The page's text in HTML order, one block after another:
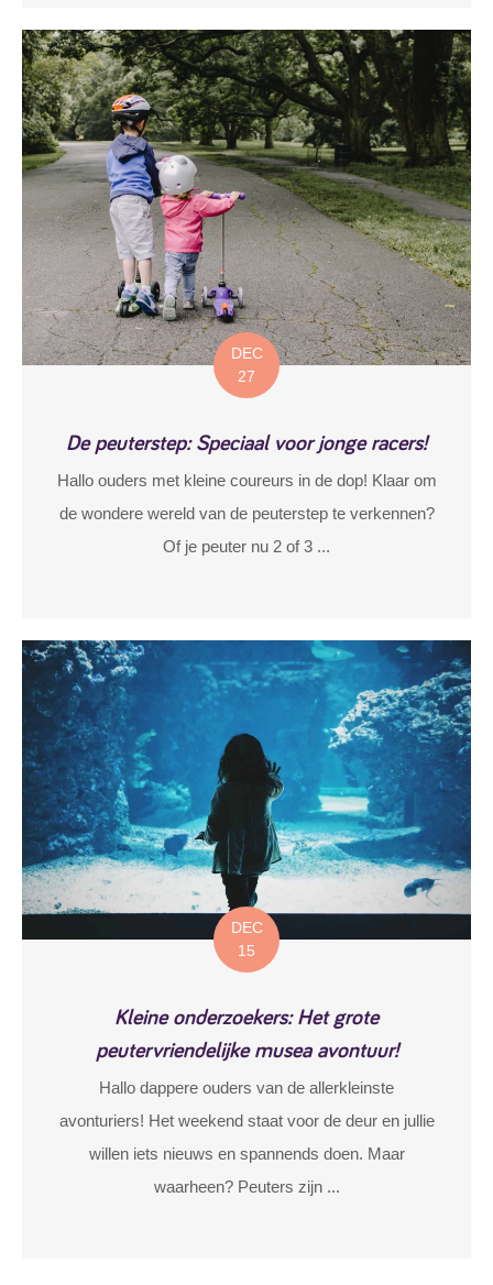
DEC
27
De peuterstep: Speciaal voor jonge racers!
Hallo ouders met kleine coureurs in de dop! Klaar om
de wondere wereld van de peuterstep te verkennen?
Of je peuter nu 2 of 3 ...
DEC
15
Kleine onderzoekers: Het grote
peutervriendelijke musea avontuur!
Hallo dappere ouders van de allerkleinste
avonturiers! Het weekend staat voor de deur en jullie
willen iets nieuws en spannends doen. Maar
waarheen? Peuters zijn ...